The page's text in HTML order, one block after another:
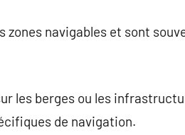
navigables et sont
les berges ou les
de navigation.